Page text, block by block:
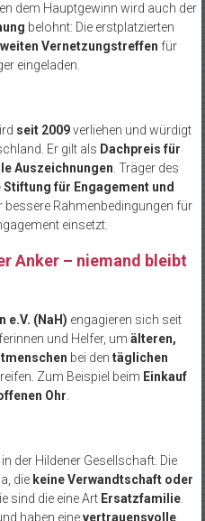
dem Hauptgewinn wird auch der
belohnt: Die erstplatzierten
Vernetzungstreffen für
eingeladen.
seit 2009verliehen und würdigt
Er gilt als Dachpreis für
Auszeichnungen . Träger des
Stiftung für Engagement und
bessere Rahmenbedingungen für
einsetzt.
Anker – niemand bleibt
e.V. (NaH) engagieren sich seit
und Helfer, um älteren,
bei den täglichen
Zum Beispiel beim Einkauf
Ohr
in der Hildener Gesellschaft. Die
die keine Verwandtschaft oder
sind die eine Art Ersatzfamilie.
haben einevertrauensvolle